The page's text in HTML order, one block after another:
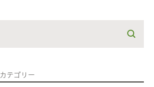
カテゴリー